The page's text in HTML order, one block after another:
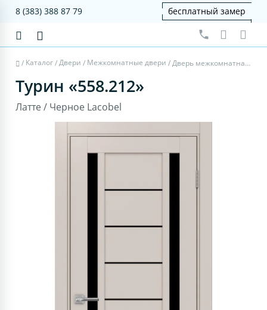
8 (383) 388 87 79 бесплатный замер
/ Каталог/Двери / Межкомнатные двери / Дверь межкомнатная Турин 558.212 - латте, черное lacobel
Турин «558.212»
Латте / Черное Lacobel